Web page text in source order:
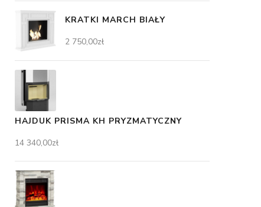
KRATKI MARCH BIAŁY
2 750,00zł
HAJDUK PRISMA KH PRYZMATYCZNY
14 340,00zł